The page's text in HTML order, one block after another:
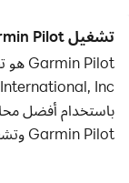
تشغيل Garmin Pilot على جهاز الكمبيوتر مع LDPlayer
Garmin Pilot وتشغيله على جهاز الكمبيوتر الخاص بك.